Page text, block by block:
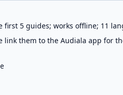
5 guides; works offline; 11
link them to the Audiala app for